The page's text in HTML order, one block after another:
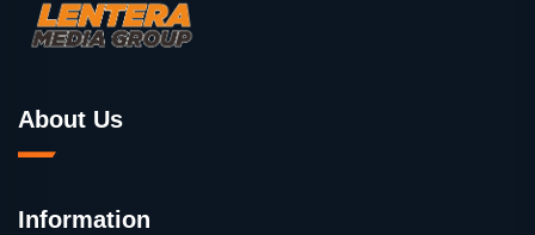
About Us
Information